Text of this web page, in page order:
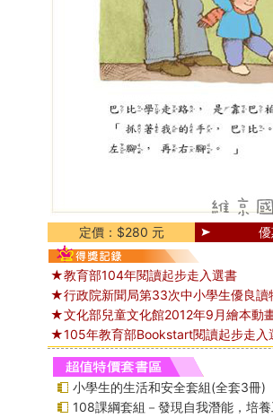
定價：$280 元
★教育部104年閱讀起步走入選書
★行政院新聞局第33次中小學生優良讀
★文化部兒童文化館2012年9月繪本動
★105年教育部Bookstart閱讀起步走入
小學生的生活和安全套組(全套3冊)
108課綱套組－發現自我潛能，培